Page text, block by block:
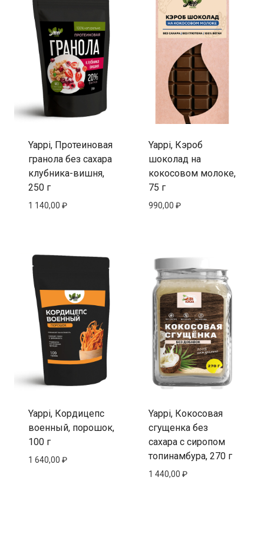
Yappi, Протеиновая
гранола без сахара
клубника-вишня,
250 г
1 140,00 ₽
Yappi, Кэроб
шоколад на
кокосовом молоке,
75 г
990,00 ₽
Yappi, Кордицепс
военный, порошок,
100 г
1 640,00 ₽
Yappi, Кокосовая
сгущенка без
сахара с сиропом
топинамбура, 270 г
1 440,00 ₽